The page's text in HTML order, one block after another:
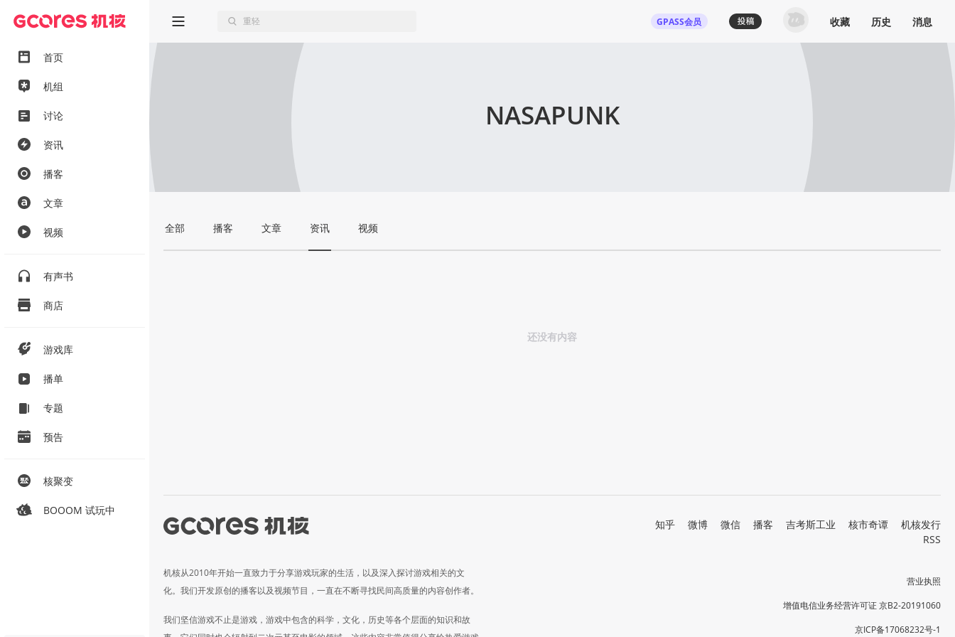
首页
机组
讨论
资讯
播客
文章
视频
有声书
商店
游戏库
播单
专题
预告
核聚变
BOOOM 试玩中
GPASS会员 收藏 历史 消息
NASAPUNK
全部 播客 文章 资讯 视频
还没有内容
机核从2010年开始一直致力于分享游戏玩家的生活，以及深入探讨游戏相关的文
化。我们开发原创的播客以及视频节目，一直在不断寻找民间高质量的内容创作者。
我们坚信游戏不止是游戏，游戏中包含的科学，文化，历史等各个层面的知识和故
知乎 微博 微信 播客 吉考斯工业 核市奇谭
机核发行
RSS
营业执照
增值电信业务经营许可证 京B2-20191060
京ICP备17068232号-1